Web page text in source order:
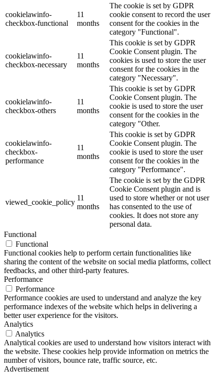
cookielawinfo-
checkbox-functional
11
months
The cookie is set by GDPR
cookie consent to record the user
consent for the cookies in the
category "Functional".
cookielawinfo-
checkbox-necessary
11
months
This cookie is set by GDPR
Cookie Consent plugin. The
cookies is used to store the user
consent for the cookies in the
category "Necessary".
cookielawinfo-
checkbox-others
11
months
This cookie is set by GDPR
Cookie Consent plugin. The
cookie is used to store the user
consent for the cookies in the
category "Other.
cookielawinfo-
checkbox-
performance
11
months
This cookie is set by GDPR
Cookie Consent plugin. The
cookie is used to store the user
consent for the cookies in the
category "Performance".
viewed_cookie_policy
11
months
The cookie is set by the GDPR
Cookie Consent plugin and is
used to store whether or not user
has consented to the use of
cookies. It does not store any
personal data.
Functional
Functional
Functional cookies help to perform certain functionalities like
sharing the content of the website on social media platforms, collect
feedbacks, and other third-party features.
Performance
Performance
Performance cookies are used to understand and analyze the key
performance indexes of the website which helps in delivering a
better user experience for the visitors.
Analytics
Analytics
Analytical cookies are used to understand how visitors interact with
the website. These cookies help provide information on metrics the
number of visitors, bounce rate, traffic source, etc.
Advertisement